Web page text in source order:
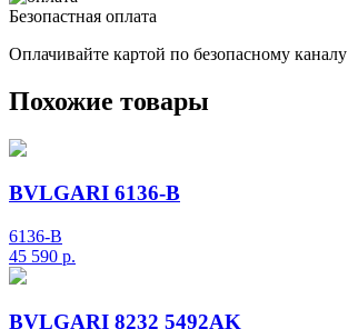
Безопастная оплата
Оплачивайте картой по безопасному каналу
Похожие товары
BVLGARI 6136-B
6136-B
45 590 р.
BVLGARI 8232 5492AK